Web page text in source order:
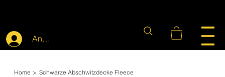
Anmelden
Home > Schwarze Abschwitzdecke Fleece